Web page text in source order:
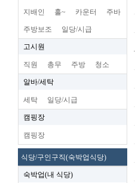
지배인 홀~ 카운터 주바
주방보조 일당/시급
고시원
직원 총무 주방 청소
알바/세탁
세탁 일당/시급
캠핑장
캠핑장
식당/구인구직(숙박업식당)
숙박업(내 식당)